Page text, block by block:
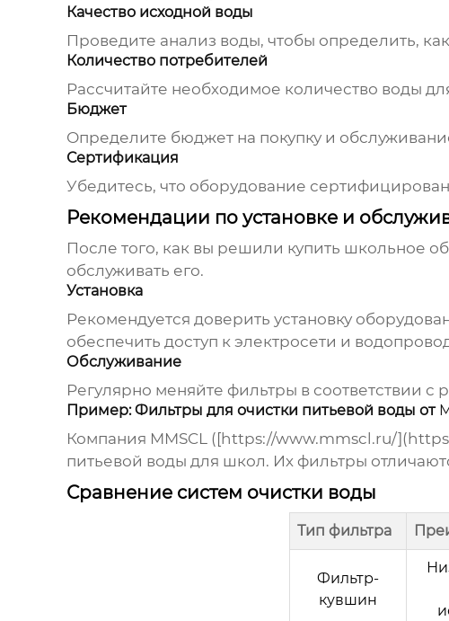
Качество исходной воды
Проведите анализ воды, чтобы определить,
Количество потребителей
Рассчитайте необходимое количество воды
Бюджет
Определите бюджет на покупку и
Сертификация
Убедитесь, что оборудование
Рекомендации по установке и
После того, как вы решили купить школьное
обслуживать его.
Установка
Рекомендуется доверить установку
обеспечить доступ к электросети и
Обслуживание
Регулярно меняйте фильтры в соответствии
Пример: Фильтры для очистки питьевой воды от
Компания MMSCL([https://www.mmscl.ru/
питьевой воды для школ. Их фильтры
Сравнение систем очистки воды
Тип фильтра
Фильтр-
кувшин